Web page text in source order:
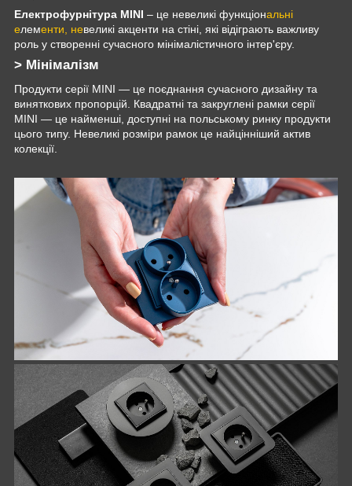
Електрофурнітура MINI – це невеликі функціональні
елементи, невеликі акценти на стіні, які відіграють важливу
роль у створенні сучасного мінімалістичного інтер'єру.
> Мінімалізм
Продукти серії MINI — це поєднання сучасного дизайну та
виняткових пропорцій. Квадратні та закруглені рамки серії
MINI — це найменші, доступні на польському ринку продукти
цього типу. Невеликі розміри рамок це найцінніший актив
колекції.